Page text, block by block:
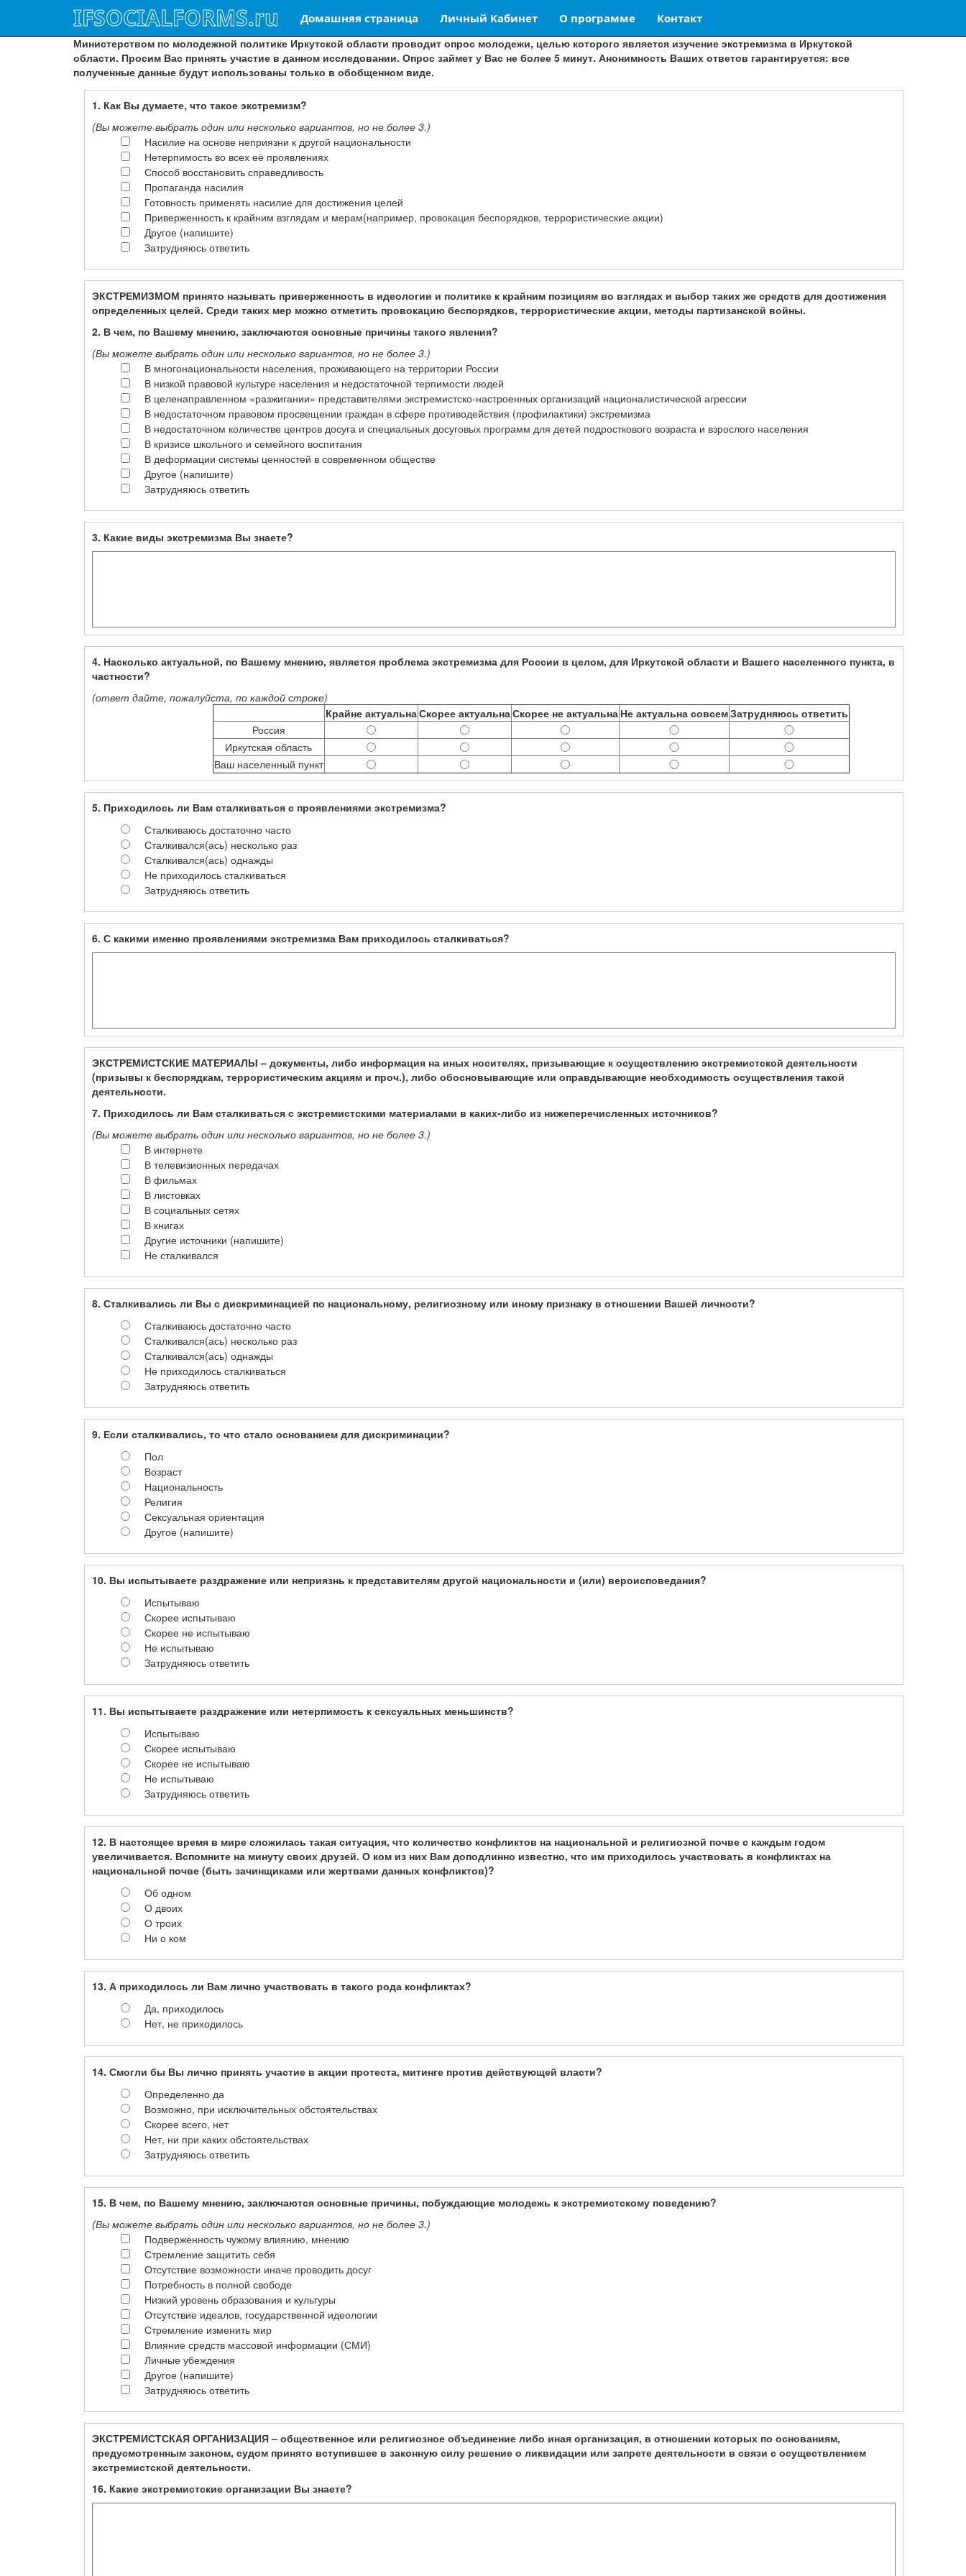
IFSOCIALFORMS.ru Домашняя страница Личный Кабинет О программе
Контакт
Министерством по молодежной политике Иркутской области проводит опрос молодежи, целью которого является изучение экстремизма в Иркутской
области. Просим Вас принять участие в данном исследовании. Опрос займет у Вас не более 5 минут. Анонимность Ваших ответов гарантируется: все
полученные данные будут использованы только в обобщенном виде.
1. Как Вы думаете, что такое экстремизм?
(Вы можете выбрать один или несколько вариантов, но не более 3.)
Насилие на основе неприязни к другой национальности
Нетерпимость во всех её проявлениях
Способ восстановить справедливость
Пропаганда насилия
Готовность применять насилие для достижения целей
Приверженность к крайним взглядам и мерам(например, провокация беспорядков, террористические акции)
Другое (напишите)
Затрудняюсь ответить
ЭКСТРЕМИЗМОМ принято называть приверженность в идеологии и политике к крайним позициям во взглядах и выбор таких же средств для достижения
определенных целей. Среди таких мер можно отметить провокацию беспорядков, террористические акции, методы партизанской войны.
2. В чем, по Вашему мнению, заключаются основные причины такого явления?
(Вы можете выбрать один или несколько вариантов, но не более 3.)
В многонациональности населения, проживающего на территории России
В низкой правовой культуре населения и недостаточной терпимости людей
В целенаправленном «разжигании» представителями экстремистско-настроенных организаций националистической агрессии
В недостаточном правовом просвещении граждан в сфере противодействия (профилактики) экстремизма
В недостаточном количестве центров досуга и специальных досуговых программ для детей подросткового возраста и взрослого населения
В кризисе школьного и семейного воспитания
В деформации системы ценностей в современном обществе
Другое (напишите)
Затрудняюсь ответить
3. Какие виды экстремизма Вы знаете?
4. Насколько актуальной, по Вашему мнению, является проблема экстремизма для России в целом, для Иркутской области и Вашего населенного пункта, в
частности?
(ответ дайте, пожалуйста, по каждой строке)
Крайне актуальнаСкорее актуальнаСкорее не актуальна Не актуальна совсемЗатрудняюсь ответить
Россия
Иркутская область
Ваш населенный пункт
5. Приходилось ли Вам сталкиваться с проявлениями экстремизма?
Сталкиваюсь достаточно часто
Сталкивался(ась) несколько раз
Сталкивался(ась) однажды
Не приходилось сталкиваться
Затрудняюсь ответить
6. С какими именно проявлениями экстремизма Вам приходилось сталкиваться?
ЭКСТРЕМИСТСКИЕ МАТЕРИАЛЫ – документы, либо информация на иных носителях, призывающие к осуществлению экстремистской деятельности
(призывы к беспорядкам, террористическим акциям и проч.), либо обосновывающие или оправдывающие необходимость осуществления такой
деятельности.
7. Приходилось ли Вам сталкиваться с экстремистскими материалами в каких-либо из нижеперечисленных источников?
(Вы можете выбрать один или несколько вариантов, но не более 3.)
В интернете
В телевизионных передачах
В фильмах
В листовках
В социальных сетях
В книгах
Другие источники (напишите)
Не сталкивался
8. Сталкивались ли Вы с дискриминацией по национальному, религиозному или иному признаку в отношении Вашей личности?
Сталкиваюсь достаточно часто
Сталкивался(ась) несколько раз
Сталкивался(ась) однажды
Не приходилось сталкиваться
Затрудняюсь ответить
9. Если сталкивались, то что стало основанием для дискриминации?
Пол
Возраст
Национальность
Религия
Сексуальная ориентация
Другое (напишите)
10. Вы испытываете раздражение или неприязнь к представителям другой национальности и (или) вероисповедания?
Испытываю
Скорее испытываю
Скорее не испытываю
Не испытываю
Затрудняюсь ответить
11. Вы испытываете раздражение или нетерпимость к сексуальных меньшинств?
Испытываю
Скорее испытываю
Скорее не испытываю
Не испытываю
Затрудняюсь ответить
12. В настоящее время в мире сложилась такая ситуация, что количество конфликтов на национальной и религиозной почве с каждым годом
увеличивается. Вспомните на минуту своих друзей. О ком из них Вам доподлинно известно, что им приходилось участвовать в конфликтах на
национальной почве (быть зачинщиками или жертвами данных конфликтов)?
Об одном
О двоих
О троих
Ни о ком
13. А приходилось ли Вам лично участвовать в такого рода конфликтах?
Да, приходилось
Нет, не приходилось
14. Смогли бы Вы лично принять участие в акции протеста, митинге против действующей власти?
Определенно да
Возможно, при исключительных обстоятельствах
Скорее всего, нет
Нет, ни при каких обстоятельствах
Затрудняюсь ответить
15. В чем, по Вашему мнению, заключаются основные причины, побуждающие молодежь к экстремистскому поведению?
(Вы можете выбрать один или несколько вариантов, но не более 3.)
Подверженность чужому влиянию, мнению
Стремление защитить себя
Отсутствие возможности иначе проводить досуг
Потребность в полной свободе
Низкий уровень образования и культуры
Отсутствие идеалов, государственной идеологии
Стремление изменить мир
Влияние средств массовой информации (СМИ)
Личные убеждения
Другое (напишите)
Затрудняюсь ответить
ЭКСТРЕМИСТСКАЯ ОРГАНИЗАЦИЯ – общественное или религиозное объединение либо иная организация, в отношении которых по основаниям,
предусмотренным законом, судом принято вступившее в законную силу решение о ликвидации или запрете деятельности в связи с осуществлением
экстремистской деятельности.
16. Какие экстремистские организации Вы знаете?